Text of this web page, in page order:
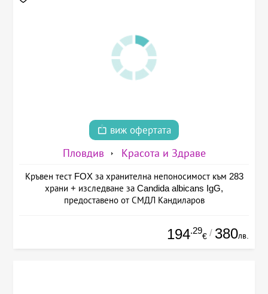
виж офертата
Пловдив Красота и Здраве
Кръвен тест FOX за хранителна непоносимост към 283
храни + изследване за Candida albicans IgG,
предоставено от СМДЛ Кандиларов
194.29
€ / 380лв.